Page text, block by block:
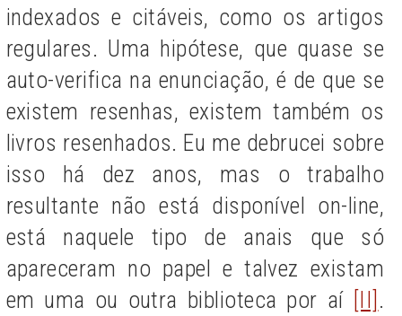
indexados e citáveis, como os artigos
regulares. Uma hipótese, que quase se
auto-verifica na enunciação, é de que se
existem resenhas, existem também os
livros resenhados. Eu me debrucei sobre
isso há dez anos, mas o trabalho
resultante não está disponível on-line,
está naquele tipo de anais que só
apareceram no papel e talvez existam
em uma ou outra biblioteca por aí [II] .